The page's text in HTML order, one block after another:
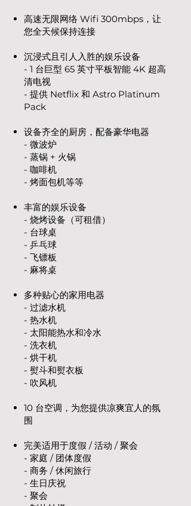
高速无限网络 Wifi 300mbps，让
您全天候保持连接
沉浸式且引人入胜的娱乐设备
- 1 台巨型 65 英寸平板智能 4K 超高
清电视
- 提供 Netflix 和 Astro Platinum
Pack
设备齐全的厨房，配备豪华电器
- 微波炉
- 蒸锅 + 火锅
- 咖啡机
- 烤面包机等等
丰富的娱乐设备
- 烧烤设备（可租借）
- 台球桌
- 乒乓球
- 飞镖板
- 麻将桌
多种贴心的家用电器
- 过滤水机
- 热水机
- 太阳能热水和冷水
- 洗衣机
- 烘干机
- 熨斗和熨衣板
- 吹风机
10 台空调，为您提供凉爽宜人的氛
围
完美适用于度假 / 活动 / 聚会
- 家庭 / 团体度假
- 商务 / 休闲旅行
- 生日庆祝
- 聚会